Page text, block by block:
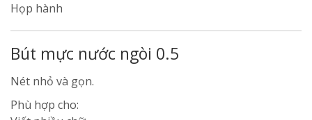
Họp hành
Bút mực nước ngòi 0.5
Nét nhỏ và gọn.
Phù hợp cho: